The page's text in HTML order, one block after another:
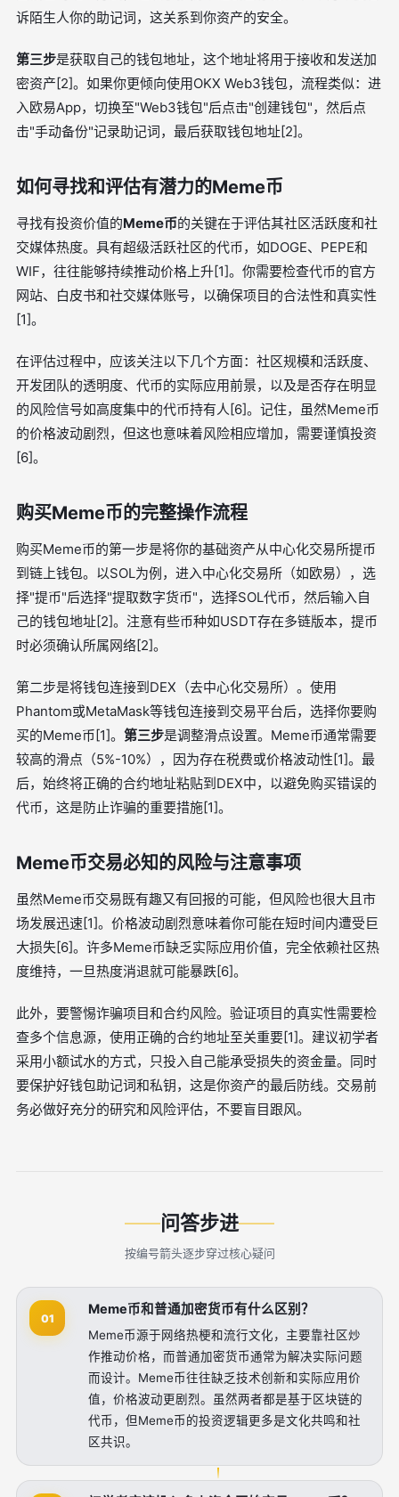
诉陌生人你的助记词，这关系到你资产的安全。
第三步是获取自己的钱包地址，这个地址将用于接收和发送加
密资产[2]。如果你更倾向使用OKX Web3钱包，流程类似：进
入欧易App，切换至"Web3钱包"后点击"创建钱包"，然后点
击"手动备份"记录助记词，最后获取钱包地址[2]。
如何寻找和评估有潜力的Meme币
寻找有投资价值的Meme币的关键在于评估其社区活跃度和社
交媒体热度。具有超级活跃社区的代币，如DOGE、PEPE和
WIF，往往能够持续推动价格上升[1]。你需要检查代币的官方
网站、白皮书和社交媒体账号，以确保项目的合法性和真实性
[1]。
在评估过程中，应该关注以下几个方面：社区规模和活跃度、
开发团队的透明度、代币的实际应用前景，以及是否存在明显
的风险信号如高度集中的代币持有人[6]。记住，虽然Meme币
的价格波动剧烈，但这也意味着风险相应增加，需要谨慎投资
[6]。
购买Meme币的完整操作流程
购买Meme币的第一步是将你的基础资产从中心化交易所提币
到链上钱包。以SOL为例，进入中心化交易所（如欧易），选
择"提币"后选择"提取数字货币"，选择SOL代币，然后输入自
己的钱包地址[2]。注意有些币种如USDT存在多链版本，提币
时必须确认所属网络[2]。
第二步是将钱包连接到DEX（去中心化交易所）。使用
Phantom或MetaMask等钱包连接到交易平台后，选择你要购
买的Meme币[1]。 第三步是调整滑点设置。Meme币通常需要
较高的滑点（5%-10%），因为存在税费或价格波动性[1]。最
后，始终将正确的合约地址粘贴到DEX中，以避免购买错误的
代币，这是防止诈骗的重要措施[1]。
Meme币交易必知的风险与注意事项
虽然Meme币交易既有趣又有回报的可能，但风险也很大且市
场发展迅速[1]。价格波动剧烈意味着你可能在短时间内遭受巨
大损失[6]。许多Meme币缺乏实际应用价值，完全依赖社区热
度维持，一旦热度消退就可能暴跌[6]。
此外，要警惕诈骗项目和合约风险。验证项目的真实性需要检
查多个信息源，使用正确的合约地址至关重要[1]。建议初学者
采用小额试水的方式，只投入自己能承受损失的资金量。同时
要保护好钱包助记词和私钥，这是你资产的最后防线。交易前
务必做好充分的研究和风险评估，不要盲目跟风。
问答步进
按编号箭头逐步穿过核心疑问
01
Meme币和普通加密货币有什么区别？
Meme币源于网络热梗和流行文化，主要靠社区炒
作推动价格，而普通加密货币通常为解决实际问题
而设计。Meme币往往缺乏技术创新和实际应用价
值，价格波动更剧烈。虽然两者都是基于区块链的
代币，但Meme币的投资逻辑更多是文化共鸣和社
区共识。